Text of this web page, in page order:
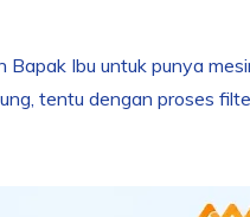
Ibu untuk punya
tentu dengan proses